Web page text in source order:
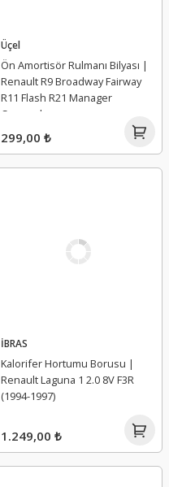
Üçel
Ön Amortisör Rulmanı Bilyası |
Renault R9 Broadway Fairway
R11 Flash R21 Manager
Concorde
299,00 ₺
İBRAS
Kalorifer Hortumu Borusu |
Renault Laguna 1 2.0 8V F3R
(1994-1997)
1.249,00 ₺